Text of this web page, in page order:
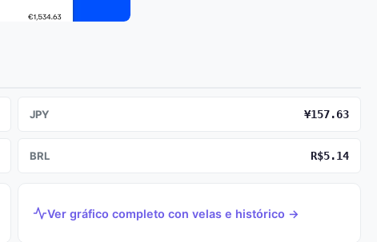
JPY ¥157.63
BRL R$5.14
Ver gráfico completo con velas e histórico →